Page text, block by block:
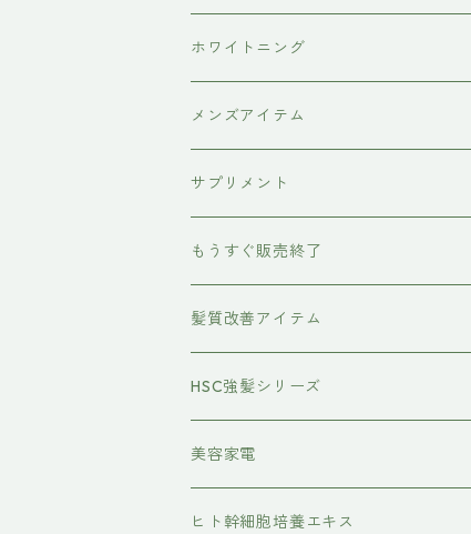
炭酸洗顔フォーム
ペット用ブラシ
サプリメント
男性にプレゼント
女性にプレゼント
ホワイトニング
歯磨き粉
メンズアイテム
ボディケア
除毛クリーム
育毛ケア
養毛剤
フェイスケア
サプリメント
犬用
もうすぐ販売終了
髪質改善アイテム
トステアケア
レブリン酸ケア
水素トリートメント
HSC強髪シリーズ
アイラッシュ
美容家電
ヘアアイロン
ヒト幹細胞培養エキス